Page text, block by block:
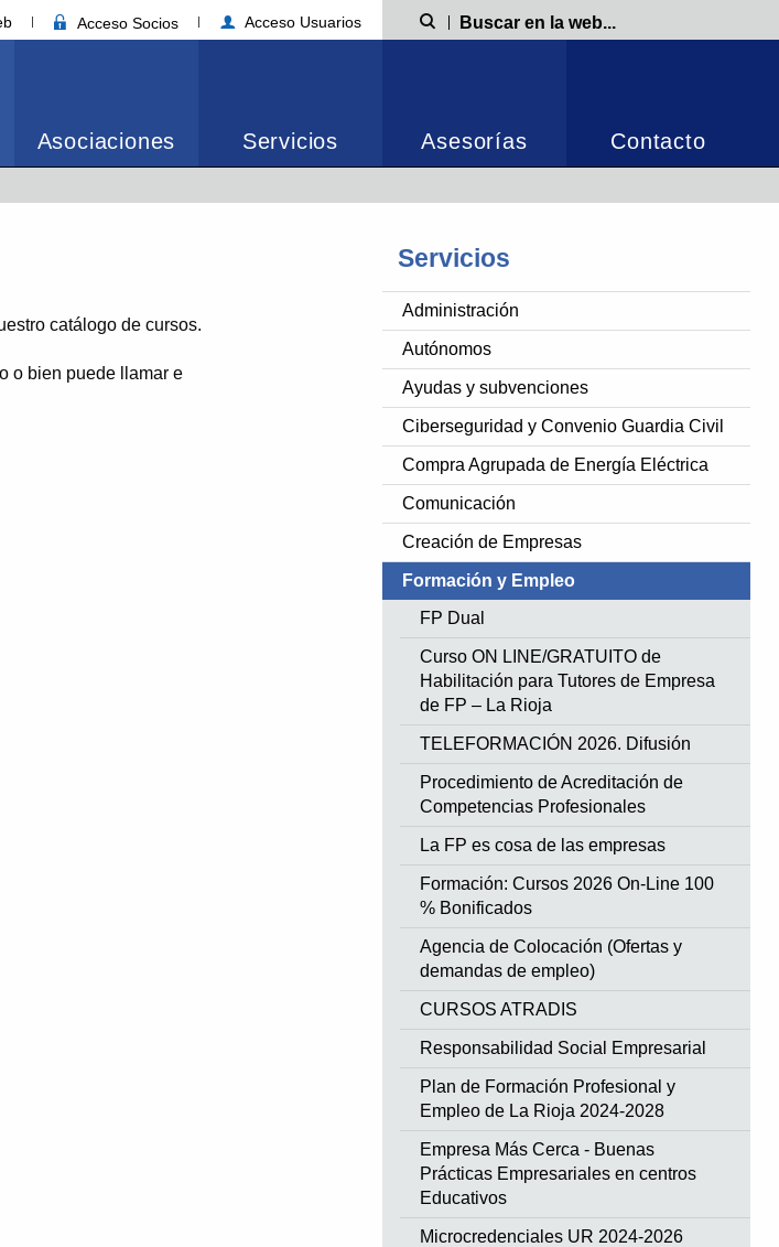
Acceso Socios Acceso Usuarios Búsqueda
Asociaciones Servicios Asesorías Contacto
Servicios
Administración
Autónomos
Ayudas y subvenciones
Ciberseguridad y Convenio Guardia Civil
Compra Agrupada de Energía Eléctrica
Comunicación
Creación de Empresas
Formación y Empleo
FP Dual
Curso ON LINE/GRATUITO de
Habilitación para Tutores de Empresa
de FP – La Rioja
TELEFORMACIÓN 2026. Difusión
Procedimiento de Acreditación de
Competencias Profesionales
La FP es cosa de las empresas
Formación: Cursos 2026 On-Line 100
% Bonificados
Agencia de Colocación (Ofertas y
demandas de empleo)
CURSOS ATRADIS
Responsabilidad Social Empresarial
Plan de Formación Profesional y
Empleo de La Rioja 2024-2028
Empresa Más Cerca - Buenas
Prácticas Empresariales en centros
Educativos
Microcredenciales UR 2024-2026
catálogo de cursos.
o bien puede llamar e